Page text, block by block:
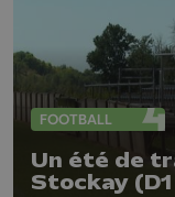
FOOTBALL
Un été de
Stockay (D1